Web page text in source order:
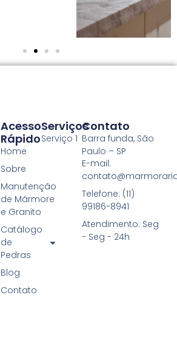
Serviços
Serviço 1
Acesso
Rápido
Home
Sobre
Manutenção
de Mármore
e Granito
Catálogo
de
Pedras
Blog
Contato
Contato
Barra funda, São
Paulo – SP
E-mail:
Telefone: (11)
99186-8941
Atendimento: Seg
- Seg - 24h